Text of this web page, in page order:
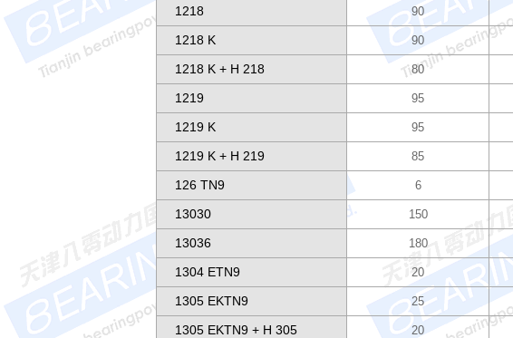
1218 90
1218 K 90
1218 K + H 218 80
1219 95
1219 K 95
1219 K + H 219 85
126 TN9 6
13030 150
13036 180
1304 ETN9 20
1305 EKTN9 25
1305 EKTN9 + H 305 20